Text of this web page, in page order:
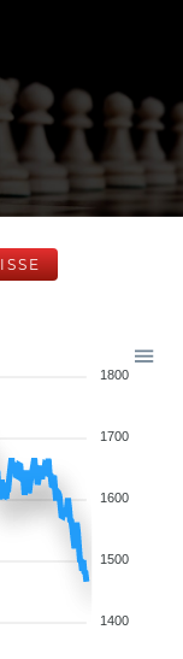
1800
1700
1600
1500
1400